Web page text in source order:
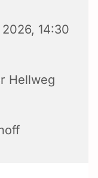
14:30
Hellweg